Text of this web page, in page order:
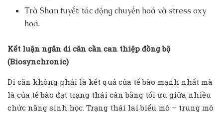
Trà Shan tuyết: tác động chuyển hoá và stress oxy
hoá.
Kết luận ngăn di căn cần can thiệp đồng bộ
(Biosynchronic)
Di căn không phải là kết quả của tế bào mạnh nhất mà
là của tế bào đạt trạng thái cân bằng tối ưu giữa nhiều
chức năng sinh học. Trạng thái lai biểu mô – trung mô